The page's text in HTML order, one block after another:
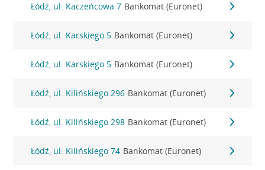
Łódź, ul. Kaczeńcowa 7 Bankomat (Euronet)
Łódź, ul. Karskiego 5 Bankomat (Euronet)
Łódź, ul. Karskiego 5 Bankomat (Euronet)
Łódź, ul. Kilińskiego 296 Bankomat (Euronet)
Łódź, ul. Kilińskiego 298 Bankomat (Euronet)
Łódź, ul. Kilińskiego 74 Bankomat (Euronet)